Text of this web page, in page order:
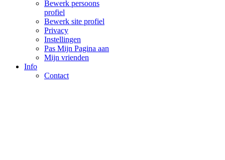
Bewerk persoons
profiel
Bewerk site profiel
Privacy
Instellingen
Pas Mijn Pagina aan
Mijn vrienden
Info
Contact